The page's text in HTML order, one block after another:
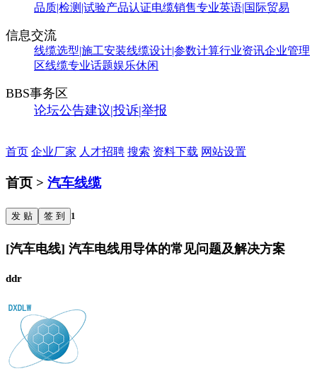
品质|检测|试验产品认证电缆销售专业英语|国际贸易
信息交流
线缆选型|施工安装线缆设计|参数计算行业资讯企业管理
区线缆专业话题娱乐休闲
BBS事务区
论坛公告建议|投诉|举报
首页 企业厂家 人才招聘 搜索 资料下载 网站设置
首页 > 汽车线缆
发 贴 签 到 1
[汽车电线] 汽车电线用导体的常见问题及解决方案
ddr